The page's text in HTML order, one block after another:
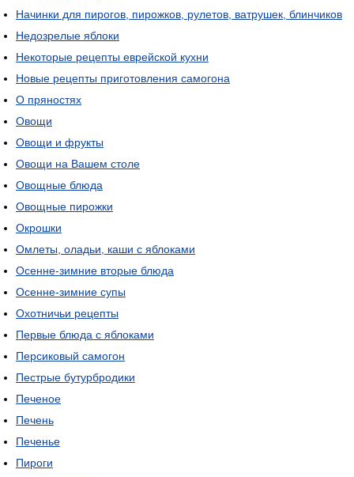
Начинки для пирогов, пирожков, рулетов, ватрушек, блинчиков
Недозрелые яблоки
Некоторые рецепты еврейской кухни
Новые рецепты приготовления самогона
О пряностях
Овощи
Овощи и фрукты
Овощи на Вашем столе
Овощные блюда
Овощные пирожки
Окрошки
Омлеты, оладьи, каши с яблоками
Осенне-зимние вторые блюда
Осенне-зимние супы
Охотничьи рецепты
Первые блюда с яблоками
Персиковый самогон
Пестрые бутурбродики
Печеное
Печень
Печенье
Пироги